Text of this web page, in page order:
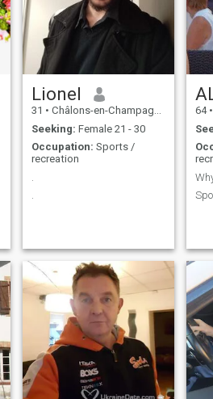
Lionel
31 • Châlons-en-Champagne, Grand Est, France
Seeking: Female 21 - 30
Occupation: Sports /
recreation
.
64 •